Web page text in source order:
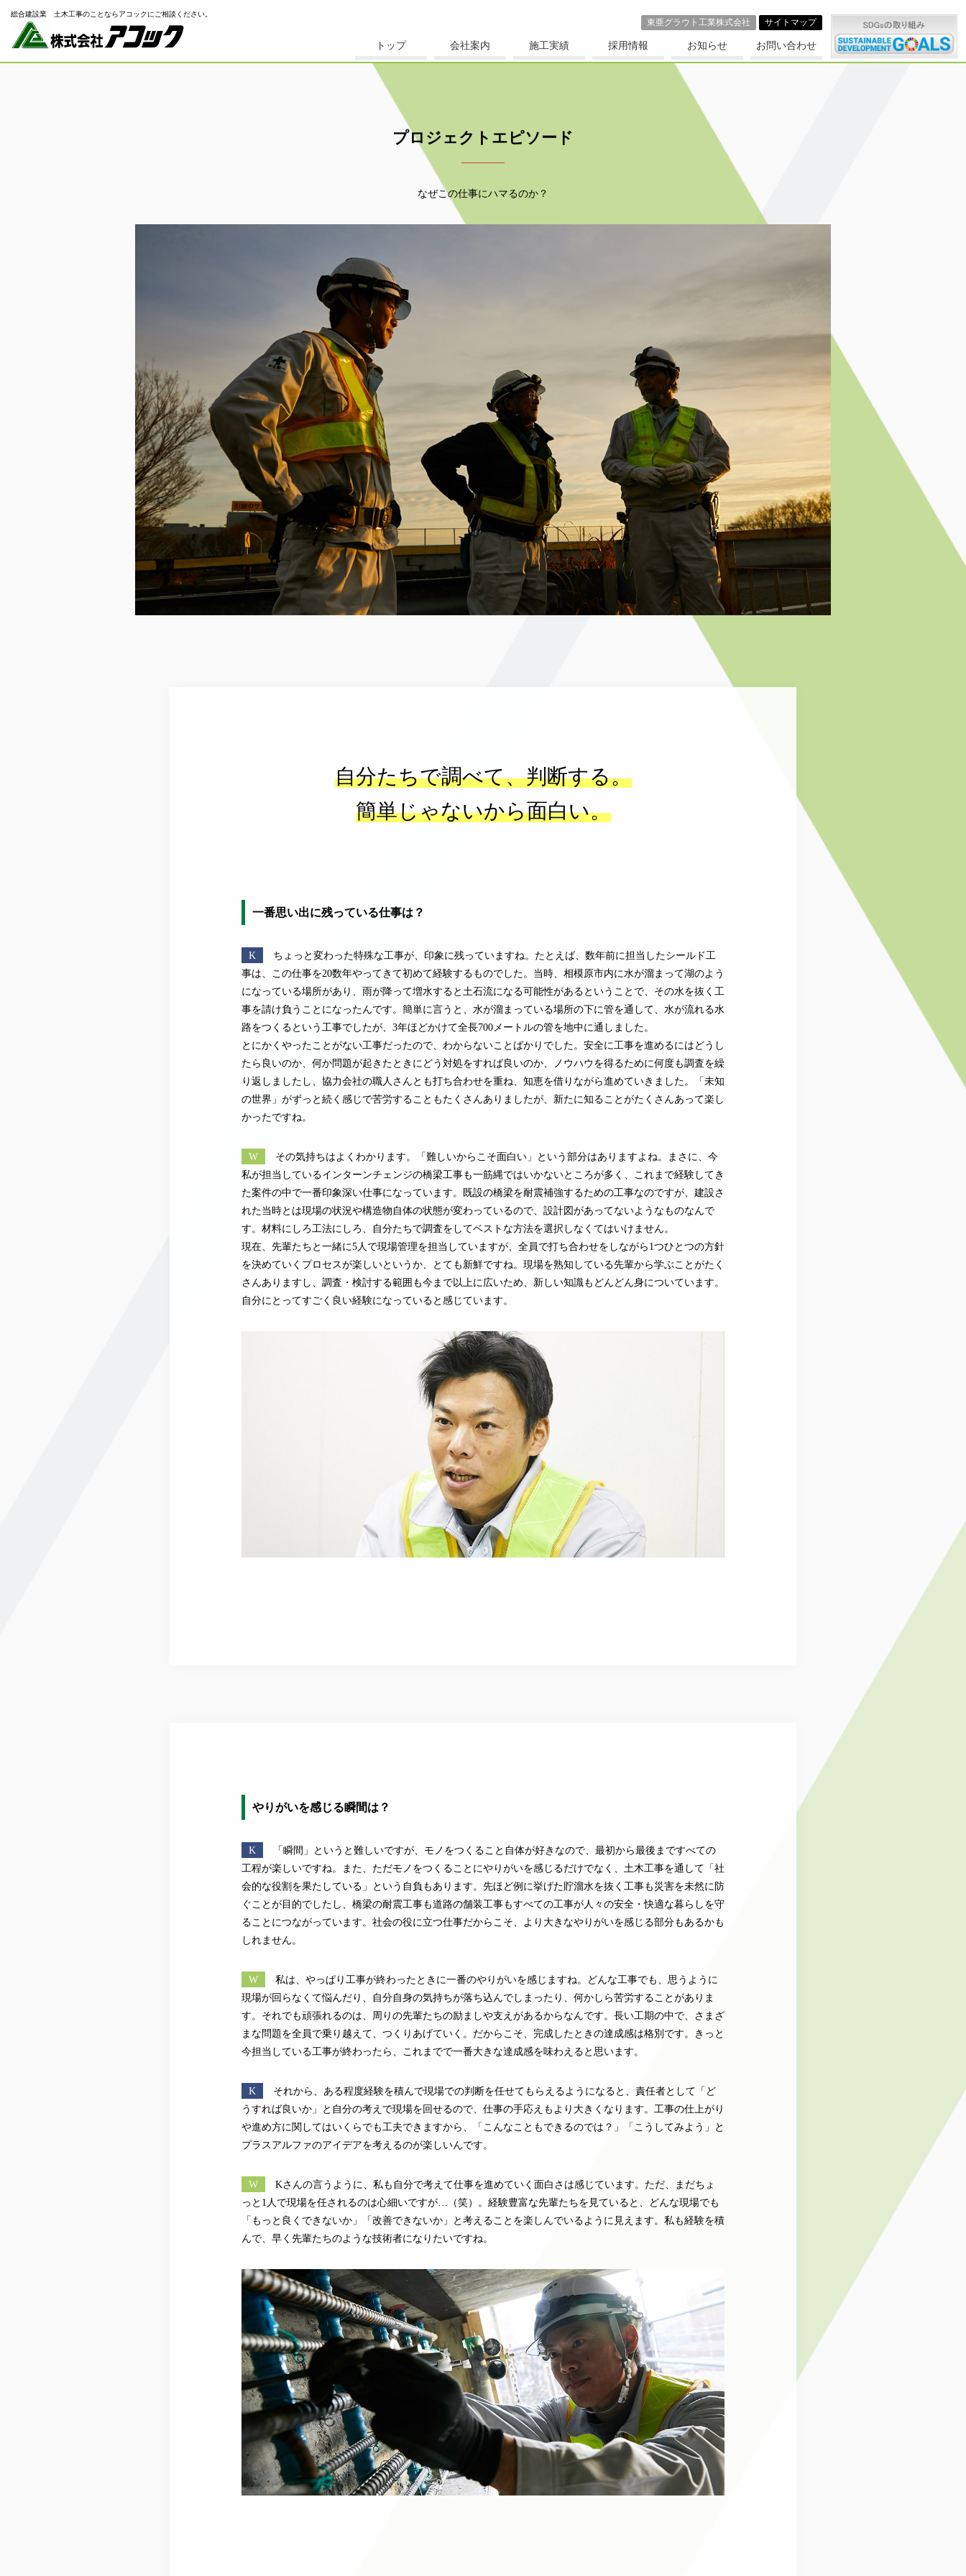
総合建設業 ⼟⽊⼯事のことならアコックにご相談ください。
東亜グラウト⼯業株式会社 サイトマップ
トップ 会社案内 施工実績 採用情報 お知らせ お問い合わせ
プロジェクトエピソード
なぜこの仕事にハマるのか？
自分たちで調べて、判断する。
簡単じゃないから面白い。
一番思い出に残っている仕事は？
K
ちょっと変わった特殊な工事が、印象に残っていますね。たとえば、数年前に担当したシールド工
事は、この仕事を20数年やってきて初めて経験するものでした。当時、相模原市内に水が溜まって湖のよう
になっている場所があり、雨が降って増水すると土石流になる可能性があるということで、その水を抜く工
事を請け負うことになったんです。簡単に言うと、水が溜まっている場所の下に管を通して、水が流れる水
路をつくるという工事でしたが、3年ほどかけて全長700メートルの管を地中に通しました。
とにかくやったことがない工事だったので、わからないことばかりでした。安全に工事を進めるにはどうし
たら良いのか、何か問題が起きたときにどう対処をすれば良いのか、ノウハウを得るために何度も調査を繰
り返しましたし、協力会社の職人さんとも打ち合わせを重ね、知恵を借りながら進めていきました。「未知
の世界」がずっと続く感じで苦労することもたくさんありましたが、新たに知ることがたくさんあって楽し
かったですね。
W
その気持ちはよくわかります。「難しいからこそ面白い」という部分はありますよね。まさに、今
私が担当しているインターンチェンジの橋梁工事も一筋縄ではいかないところが多く、これまで経験してき
た案件の中で一番印象深い仕事になっています。既設の橋梁を耐震補強するための工事なのですが、建設さ
れた当時とは現場の状況や構造物自体の状態が変わっているので、設計図があってないようなものなんで
す。材料にしろ工法にしろ、自分たちで調査をしてベストな方法を選択しなくてはいけません。
現在、先輩たちと一緒に5人で現場管理を担当していますが、全員で打ち合わせをしながら1つひとつの方針
を決めていくプロセスが楽しいというか、とても新鮮ですね。現場を熟知している先輩から学ぶことがたく
さんありますし、調査・検討する範囲も今まで以上に広いため、新しい知識もどんどん身についています。
自分にとってすごく良い経験になっていると感じています。
やりがいを感じる瞬間は？
K
「瞬間」というと難しいですが、モノをつくること自体が好きなので、最初から最後まですべての
工程が楽しいですね。また、ただモノをつくることにやりがいを感じるだけでなく、土木工事を通して「社
会的な役割を果たしている」という自負もあります。先ほど例に挙げた貯溜水を抜く工事も災害を未然に防
ぐことが目的でしたし、橋梁の耐震工事も道路の舗装工事もすべての工事が人々の安全・快適な暮らしを守
ることにつながっています。社会の役に立つ仕事だからこそ、より大きなやりがいを感じる部分もあるかも
しれません。
W
私は、やっぱり工事が終わったときに一番のやりがいを感じますね。どんな工事でも、思うように
現場が回らなくて悩んだり、自分自身の気持ちが落ち込んでしまったり、何かしら苦労することがありま
す。それでも頑張れるのは、周りの先輩たちの励ましや支えがあるからなんです。長い工期の中で、さまざ
まな問題を全員で乗り越えて、つくりあげていく。だからこそ、完成したときの達成感は格別です。きっと
今担当している工事が終わったら、これまでで一番大きな達成感を味わえると思います。
K
それから、ある程度経験を積んで現場での判断を任せてもらえるようになると、責任者として「ど
うすれば良いか」と自分の考えで現場を回せるので、仕事の手応えもより大きくなります。工事の仕上がり
や進め方に関してはいくらでも工夫できますから、「こんなこともできるのでは？」「こうしてみよう」と
プラスアルファのアイデアを考えるのが楽しいんです。
W
Kさんの言うように、私も自分で考えて仕事を進めていく面白さは感じています。ただ、まだちょ
っと1人で現場を任されるのは心細いですが…（笑）。経験豊富な先輩たちを見ていると、どんな現場でも
「もっと良くできないか」「改善できないか」と考えることを楽しんでいるように見えます。私も経験を積
んで、早く先輩たちのような技術者になりたいですね。